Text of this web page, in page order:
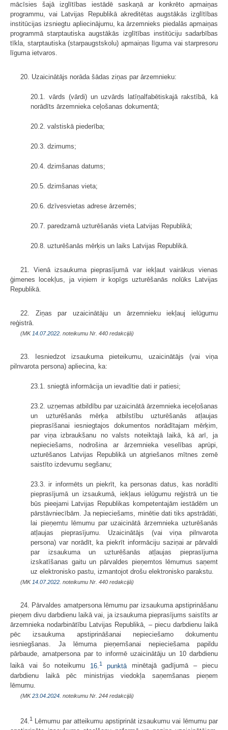
mācīsies šajā izglītības iestādē saskaņā ar konkrēto apmaiņas
programmu, vai Latvijas Republikā akreditētas augstākās izglītības
institūcijas izsniegtu apliecinājumu, ka ārzemnieks piedalās apmaiņas
programmā starptautiska augstākās izglītības institūciju sadarbības
tīkla, starptautiska (starpaugstskolu) apmaiņas līguma vai starpresoru
līguma ietvaros.
20. Uzaicinātājs norāda šādas ziņas par ārzemnieku:
20.1. vārds (vārdi) un uzvārds latīņalfabētiskajā rakstībā, kā
norādīts ārzemnieka ceļošanas dokumentā;
20.2. valstiskā piederība;
20.3. dzimums;
20.4. dzimšanas datums;
20.5. dzimšanas vieta;
20.6. dzīvesvietas adrese ārzemēs;
20.7. paredzamā uzturēšanās vieta Latvijas Republikā;
20.8. uzturēšanās mērķis un laiks Latvijas Republikā.
21. Vienā izsaukuma pieprasījumā var iekļaut vairākus vienas
ģimenes locekļus, ja viņiem ir kopīgs uzturēšanās nolūks Latvijas
Republikā.
22. Ziņas par uzaicinātāju un ārzemnieku iekļauj ielūgumu
reģistrā.
(MK 14.07.2022. noteikumu Nr. 440 redakcijā)
23. Iesniedzot izsaukuma pieteikumu, uzaicinātājs (vai viņa
pilnvarota persona) apliecina, ka:
23.1. sniegtā informācija un ievadītie dati ir patiesi;
23.2. uzņemas atbildību par uzaicinātā ārzemnieka ieceļošanas
un uzturēšanās mērķa atbilstību uzturēšanās atļaujas
pieprasīšanai iesniegtajos dokumentos norādītajam mērķim,
par viņa izbraukšanu no valsts noteiktajā laikā, kā arī, ja
nepieciešams, nodrošina ar ārzemnieka veselības aprūpi,
uzturēšanos Latvijas Republikā un atgriešanos mītnes zemē
saistīto izdevumu segšanu;
23.3. ir informēts un piekrīt, ka personas datus, kas norādīti
pieprasījumā un izsaukumā, iekļaus ielūgumu reģistrā un tie
būs pieejami Latvijas Republikas kompetentajām iestādēm un
pārstāvniecībām. Ja nepieciešams, minētie dati tiks apstrādāti,
lai pieņemtu lēmumu par uzaicinātā ārzemnieka uzturēšanās
atļaujas pieprasījumu. Uzaicinātājs (vai viņa pilnvarota
persona) var norādīt, ka piekrīt informāciju saziņai ar pārvaldi
par izsaukuma un uzturēšanās atļaujas pieprasījuma
izskatīšanas gaitu un pārvaldes pieņemtos lēmumus saņemt
uz elektronisko pastu, izmantojot drošu elektronisko parakstu.
(MK 14.07.2022. noteikumu Nr. 440 redakcijā)
24. Pārvaldes amatpersona lēmumu par izsaukuma apstiprināšanu
pieņem divu darbdienu laikā vai, ja izsaukuma pieprasījums saistīts ar
ārzemnieka nodarbinātību Latvijas Republikā, – piecu darbdienu laikā
pēc izsaukuma apstiprināšanai nepieciešamo dokumentu
iesniegšanas. Ja lēmuma pieņemšanai nepieciešama papildu
pārbaude, amatpersona par to informē uzaicinātāju un 10 darbdienu
laikā vai šo noteikumu 16.1 punktāminētajā gadījumā – piecu
darbdienu laikā pēc ministrijas viedokļa saņemšanas pieņem
lēmumu.
(MK23.04.2024. noteikumu Nr. 244 redakcijā)
24.1
Lēmumu par atteikumu apstiprināt izsaukumu vai lēmumu par